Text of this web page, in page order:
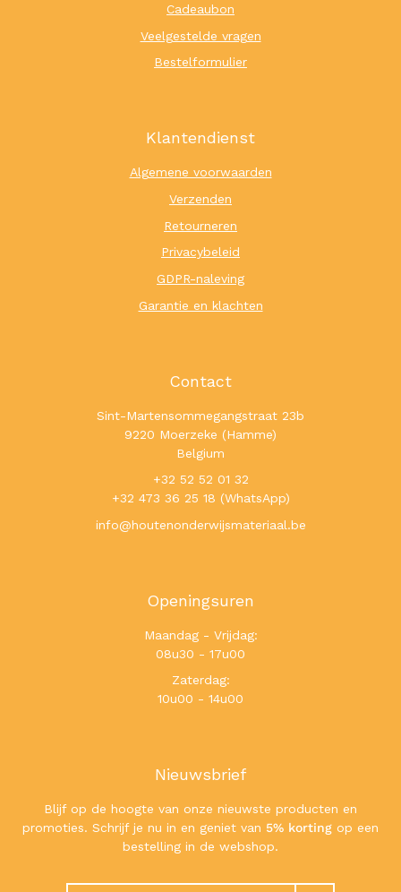
Cadeaubon
Veelgestelde vragen
Bestelformulier
Klantendienst
Algemene voorwaarden
Verzenden
Retourneren
Privacybeleid
GDPR-naleving
Garantie en klachten
Contact
Sint-Martensommegangstraat 23b
9220 Moerzeke (Hamme)
Belgium
+32 52 52 01 32
+32 473 36 25 18 (WhatsApp)
info@houtenonderwijsmateriaal.be
Openingsuren
Maandag - Vrijdag:
08u30 - 17u00
Zaterdag:
10u00 - 14u00
Nieuwsbrief
Blijf op de hoogte van onze nieuwste producten en
promoties. Schrijf je nu in en geniet van 5% korting op een
bestelling in de webshop.